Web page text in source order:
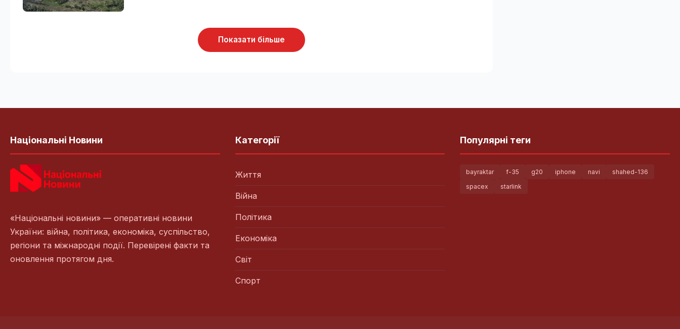
Показати більше
Національні Новини
«Національні новини» — оперативні новини
України: війна, політика, економіка, суспільство,
регіони та міжнародні події. Перевірені факти та
оновлення протягом дня.
Категорії
Життя
Війна
Політика
Економіка
Світ
Спорт
Популярні теги
bayraktar f-35 g20 iphone navi
shahed-136
spacex
starlink